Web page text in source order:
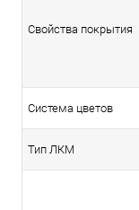
Свойства покрытия
Система цветов
Тип ЛКМ